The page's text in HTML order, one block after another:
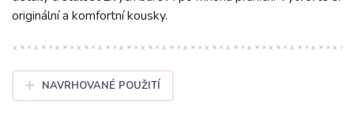
originální a komfortní kousky.
NAVRHOVANÉ POUŽITÍ